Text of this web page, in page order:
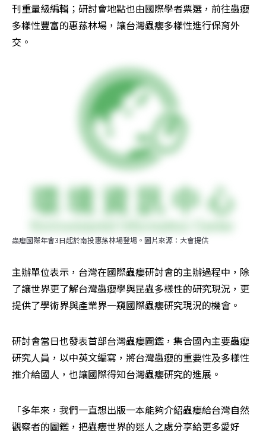
刊重量級編輯；研討會地點也由國際學者票選，前往蟲癭
多樣性豐富的惠蓀林場，讓台灣蟲癭多樣性進行保育外
交。
蟲癭國際年會3日起於南投惠蓀林場登場。圖片來源：大會提供
主辦單位表示，台灣在國際蟲癭研討會的主辦過程中，除
了讓世界更了解台灣蟲癭學與昆蟲多樣性的研究現況，更
提供了學術界與產業界一窺國際蟲癭研究現況的機會。
研討會當日也發表首部台灣蟲癭圖鑑，集合國內主要蟲癭
研究人員，以中英文編寫，將台灣蟲癭的重要性及多樣性
推介給國人，也讓國際得知台灣蟲癭研究的進展。
「多年來，我們一直想出版一本能夠介紹蟲癭給台灣自然
觀察者的圖鑑，把蟲癭世界的迷人之處分享給更多愛好